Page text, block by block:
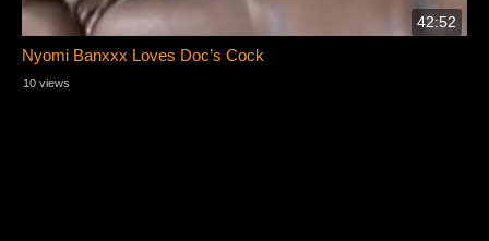
42:52
Nyomi Banxxx Loves Doc’s Cock
10 views